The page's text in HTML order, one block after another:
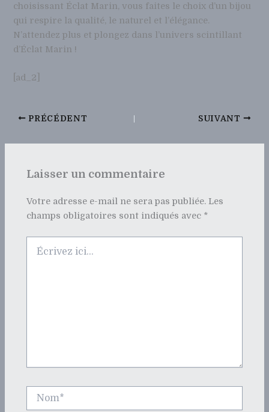
choisissant Éclat Marin, vous faites le choix d’un bijou
qui respire la qualité, le naturel et l’élégance.
N’attendez plus et plongez dans l’univers scintillant
d’Éclat Marin !
[ad_2]
PRÉCÉDENT SUIVANT
Laisser un commentaire
Votre adresse e-mail ne sera pas publiée. Les
champs obligatoires sont indiqués avec *
ici…
Nom*